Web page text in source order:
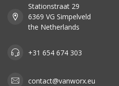
Stationstraat 29
6369 VG Simpelveld
the Netherlands
+31 654 674 303
contact@vanworx.eu